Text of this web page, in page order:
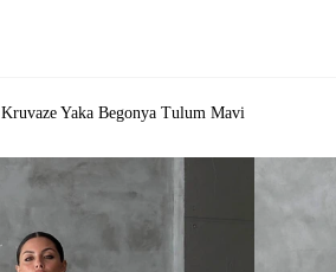
Kruvaze Yaka Begonya Tulum Mavi